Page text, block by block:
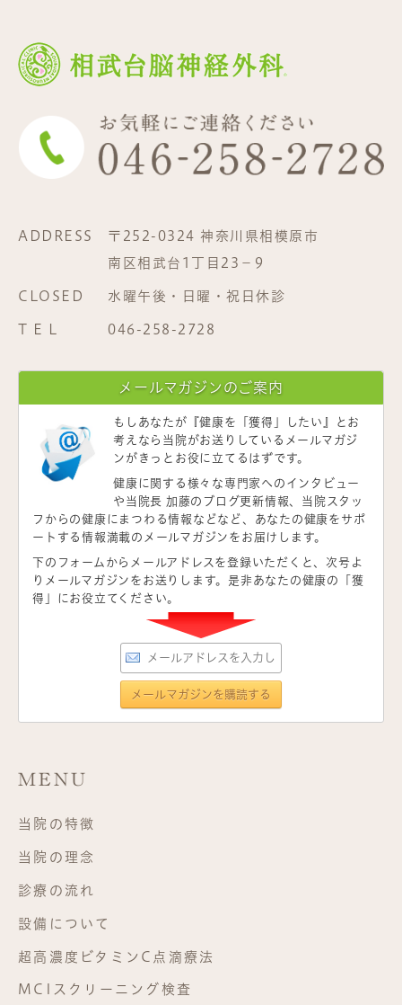
ADDRESS
〒252-0324 神奈川県相模原市
南区相武台1丁目23−9
CLOSED 水曜午後・日曜・祝日休診
T E L 046-258-2728
メールマガジンのご案内
もしあなたが 『健康を「獲得」したい』
とお
考えなら当院がお送りしているメールマガジ
ンがきっとお役に立てるはずです。
健康に関する様々な専門家へのインタビュー
や当院長 加藤のブログ更新情報、当院スタッ
フからの健康にまつわる情報などなど、あなたの健康をサポ
ートする情報満載のメールマガジンをお届けします。
下のフォームからメールアドレスを登録いただくと、次号よ
りメールマガジンをお送りします。是非あなたの健康の「獲
得」にお役立てください。
MENU
当院の特徴
当院の理念
診療の流れ
設備について
超高濃度ビタミンC点滴療法
MCIスクリーニング検査